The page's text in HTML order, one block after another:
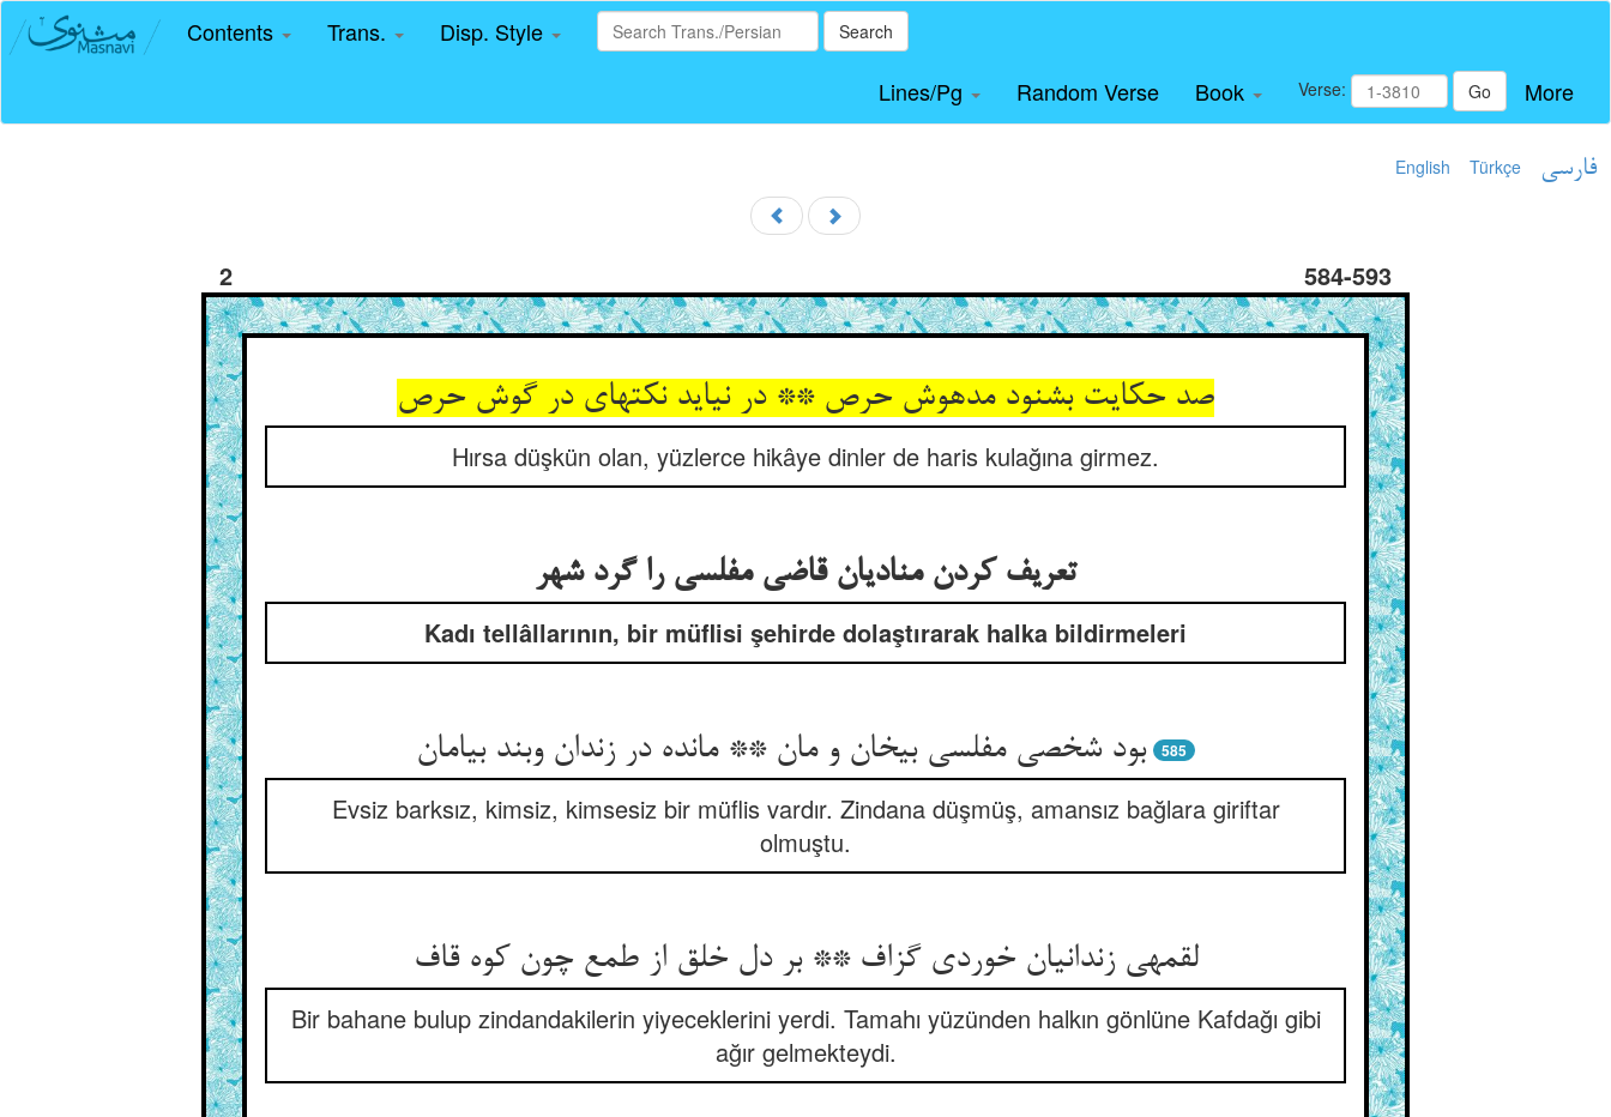
Contents Trans. Disp. Style Search
Lines/Pg Random Verse Book Verse: Go More
English Türkçe فارسی
2 584-593
صد حکایت بشنود مدهوش حرص ** در نیاید نکته‏ای در گوش حرص‏
Hırsa düşkün olan, yüzlerce hikâye dinler de haris kulağına girmez.
تعریف کردن منادیان قاضی مفلسی را گرد شهر
Kadı tellâllarının, bir müflisi şehirde dolaştırarak halka bildirmeleri
بود شخصی مفلسی بی‏خان و مان ** مانده در زندان وبند بی‏امان‏ 585
Evsiz barksız, kimsiz, kimsesiz bir müflis vardır. Zindana düşmüş, amansız bağlara giriftar
olmuştu.
لقمه‏ی زندانیان خوردی گزاف ** بر دل خلق از طمع چون کوه قاف‏
Bir bahane bulup zindandakilerin yiyeceklerini yerdi. Tamahı yüzünden halkın gönlüne Kafdağı gibi
ağır gelmekteydi.